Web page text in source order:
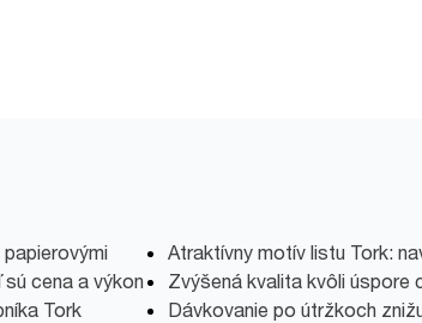
cena a výkon
Tork
Atraktívny motív listu Tork:
Zvýšená kvalita kvôli úspore
Dávkovanie po útržkoch